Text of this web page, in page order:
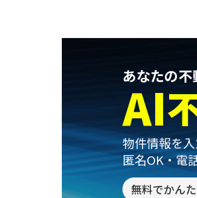
あなたの
AI
物件情報を入
匿名OK・電
無料でかん